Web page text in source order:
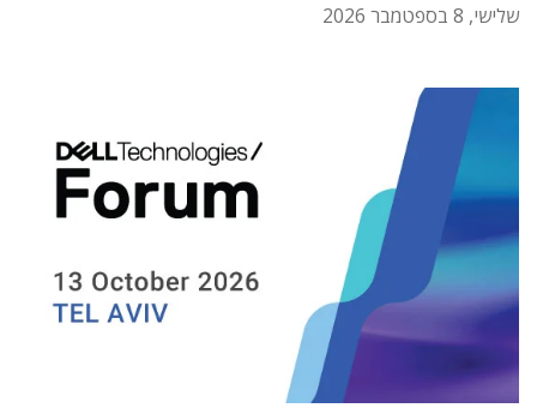
שלישי, 8 בספטמבר 2026